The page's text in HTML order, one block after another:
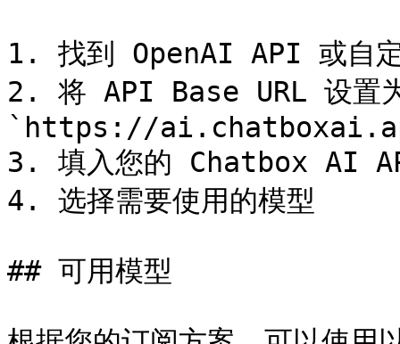
1. 找到 OpenAI API 或自
2. 将 API Base URL 设置
`https://
3. 填入您的 Chatbox AI
4. 选择需要使用的模型
## 可用模型